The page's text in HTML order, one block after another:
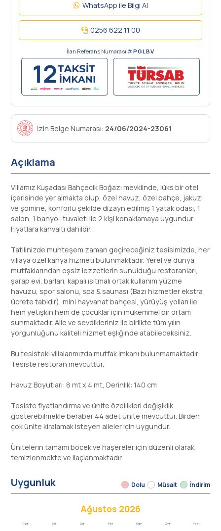
WhatsApp ile Bilgi Al
0256 622 11 00
İlan Referans Numarası #PGLBV
İzin Belge Numarası: 24/06/2024-23061
Açıklama
Villamız Kuşadası Bahçecik Boğazı mevkiinde, lüks bir otel
içerisinde yer almakta olup, özel havuz, özel bahçe, jakuzi
ve şömine, konforlu şekilde dizayn edilmiş 1 yatak odası, 1
salon, 1 banyo- tuvaleti ile 2 kişi konaklamaya uygundur.
Fiyatlara kahvaltı dahildir.
Tatilinizde muhteşem zaman geçireceğiniz tesisimizde, her
villaya özel kahya hizmeti bulunmaktadır. Yerel ve dünya
mutfaklarından eşsiz lezzetlerin sunulduğu restoranları,
şarap evi, barları, kapalı ısıtmalı ortak kullanım yüzme
havuzu, spor salonu, spa & saunası (Bazı hizmetler ekstra
ücrete tabidir), mini hayvanat bahçesi, yürüyüş yolları ile
hem yetişkin hem de çocuklar için mükemmel bir ortam
sunmaktadır. Aile ve sevdikleriniz ile birlikte tüm yılın
yorgunluğunu kaliteli hizmet eşliğinde atabileceksiniz.
Bu tesisteki villalarımızda mutfak imkanı bulunmamaktadır.
Tesiste restoran mevcuttur.
Havuz Boyutları: 8 mt x 4 mt, Derinlik: 140 cm
Tesiste fiyatlandırma ve ünite özellikleri değişiklik
gösterebilmekle beraber 44 adet ünite mevcuttur. Birden
çok ünite kiralamak isteyen aileler için uygundur.
Ünitelerin tamamı böcek ve haşereler için düzenli olarak
temizlenmekte ve ilaçlanmaktadır.
Uygunluk Dolu Müsait İndirim
Ağustos 2026
Pzt Sal Çar Per Cum Cmt Paz